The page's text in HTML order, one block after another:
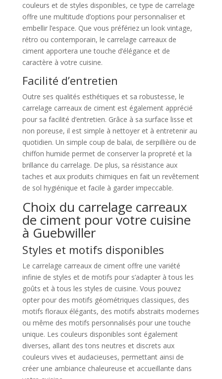
couleurs et de styles disponibles, ce type de carrelage
offre une multitude d’options pour personnaliser et
embellir l’espace. Que vous préfériez un look vintage,
rétro ou contemporain, le carrelage carreaux de
ciment apportera une touche d’élégance et de
caractère à votre cuisine.
Facilité d’entretien
Outre ses qualités esthétiques et sa robustesse, le
carrelage carreaux de ciment est également apprécié
pour sa facilité d’entretien. Grâce à sa surface lisse et
non poreuse, il est simple à nettoyer et à entretenir au
quotidien. Un simple coup de balai, de serpillière ou de
chiffon humide permet de conserver la propreté et la
brillance du carrelage. De plus, sa résistance aux
taches et aux produits chimiques en fait un revêtement
de sol hygiénique et facile à garder impeccable.
Choix du carrelage carreaux
de ciment pour votre cuisine
à Guebwiller
Styles et motifs disponibles
Le carrelage carreaux de ciment offre une variété
infinie de styles et de motifs pour s’adapter à tous les
goûts et à tous les styles de cuisine. Vous pouvez
opter pour des motifs géométriques classiques, des
motifs floraux élégants, des motifs abstraits modernes
ou même des motifs personnalisés pour une touche
unique. Les couleurs disponibles sont également
diverses, allant des tons neutres et discrets aux
couleurs vives et audacieuses, permettant ainsi de
créer une ambiance chaleureuse et accueillante dans